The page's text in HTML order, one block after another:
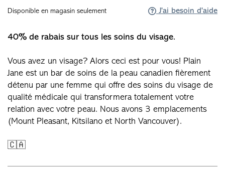
Disponible en magasin seulement J'ai besoin d'aide
40% de rabais sur tous les soins du visage.
Vous avez un visage? Alors ceci est pour vous! Plain
Jane est un bar de soins de la peau canadien fièrement
détenu par une femme qui offre des soins du visage de
qualité médicale qui transformera totalement votre
relation avec votre peau. Nous avons 3 emplacements
(Mount Pleasant, Kitsilano et North Vancouver).
🇨🇦